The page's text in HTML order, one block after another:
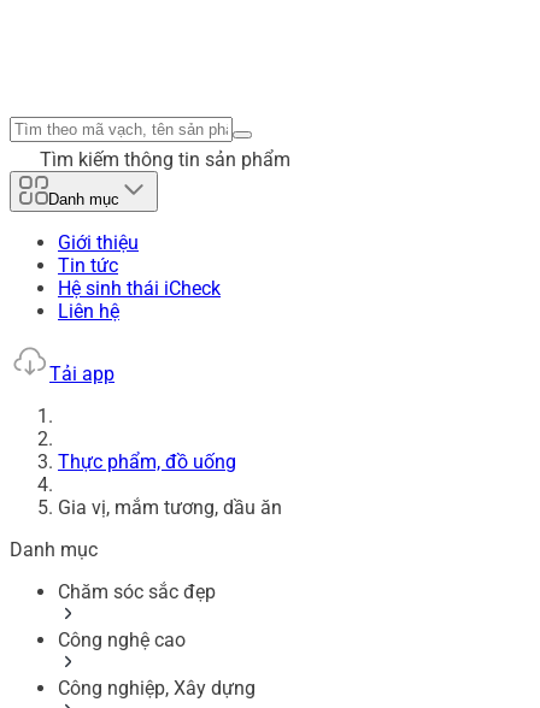
Tìm kiếm thông tin sản phẩm
Danh mục
Giới thiệu
Tin tức
Hệ sinh thái iCheck
Liên hệ
Tải app
Thực phẩm, đồ uống
Gia vị, mắm tương, dầu ăn
Danh mục
Chăm sóc sắc đẹp
Công nghệ cao
Công nghiệp, Xây dựng